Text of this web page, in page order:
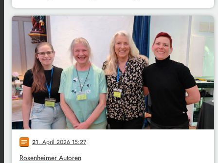
notes 21. April 2026 15:27
Rosenheimer Autoren